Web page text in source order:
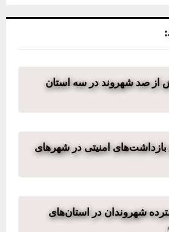
از صد شهروند در سه استان
امنیتی در شهرهای
شهروندان در استان‌های